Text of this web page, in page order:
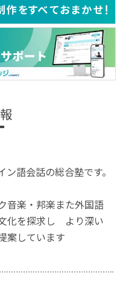
語会話の総合塾です。
音楽・邦楽また外国語
化を探求し より深い
案しています